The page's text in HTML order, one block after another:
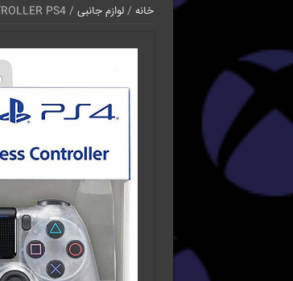
خانه /لوازم جانبی / DUALSHOCK 4 CRYSTAL CONTROLLER PS4